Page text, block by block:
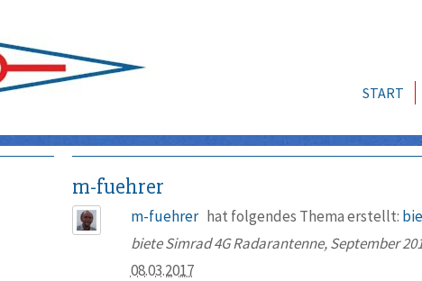
START
m-fuehrer
m-fuehrer hat folgendes Thema erstellt:
biete Simrad 4G Radarantenne, September
08.03.2017